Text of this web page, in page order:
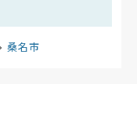
桑名市